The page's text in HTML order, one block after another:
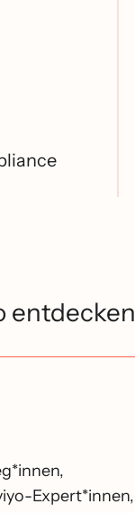
entdecken
Expert*innen,